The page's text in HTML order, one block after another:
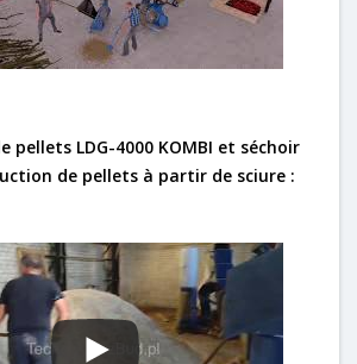
pellets LDG-4000 KOMBI et séchoir
de pellets à partir de sciure :